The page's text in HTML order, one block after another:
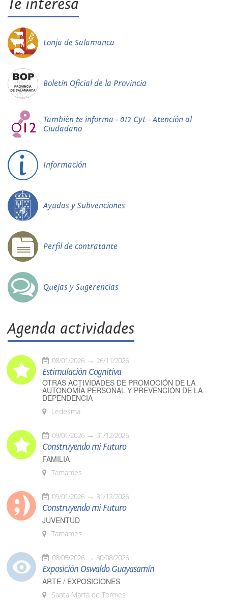
Te interesa
Lonja de Salamanca
Boletín Oficial de la Provincia
También te informa - 012 CyL - Atención al
Ciudadano
Información
Ayudas y Subvenciones
Perfil de contratante
Quejas y Sugerencias
Agenda actividades
08/01/2026 26/11/2026
Estimulación Cognitiva
OTRAS ACTIVIDADES DE PROMOCIÓN DE LA
AUTONOMÍA PERSONAL Y PREVENCIÓN DE LA
DEPENDENCIA
Ledesma
09/01/2026 31/12/2026
Construyendo mi Futuro
FAMILIA
Tamames
09/01/2026 31/12/2026
Construyendo mi Futuro
JUVENTUD
Tamames
08/05/2026 30/08/2026
Exposición Oswaldo Guayasamín
ARTE / EXPOSICIONES
Santa Marta de Tormes